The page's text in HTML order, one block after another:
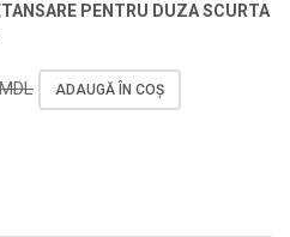
PENTRU DUZA SCURTA
MDL ADAUGĂ ÎN COȘ